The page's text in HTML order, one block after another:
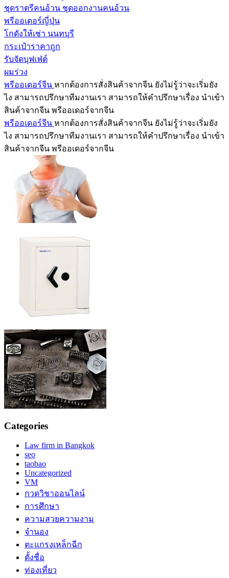
ชุดราตรีคนอ้วน ชุดออกงานคนอ้วน
พรีออเดอร์ญี่ปุ่น
โกดังให้เช่า นนทบุรี
กระเป๋าราคาถูก
รับจัดบุฟเฟ่ต์
ผมร่วง
พรีออเดอร์จีน หากต้องการสั่งสินค้าจากจีน ยังไม่รู้ว่าจะเริ่มยัง
ไง สามารถปรึกษาทีมงานเรา สามารถให้คำปรึกษาเรื่อง นำเข้า
สินค้าจากจีน พรีออเดอร์จากจีน
พรีออเดอร์จีน หากต้องการสั่งสินค้าจากจีน ยังไม่รู้ว่าจะเริ่มยัง
ไง สามารถปรึกษาทีมงานเรา สามารถให้คำปรึกษาเรื่อง นำเข้า
สินค้าจากจีน พรีออเดอร์จากจีน
Categories
Law firm in Bangkok
seo
taobao
Uncategorized
VM
กวดวิชาออนไลน์
การศึกษา
ความสวยความงาม
จำนอง
ตะแกรงเหล็กฉีก
ตั้งชื่อ
ท่องเที่ยว